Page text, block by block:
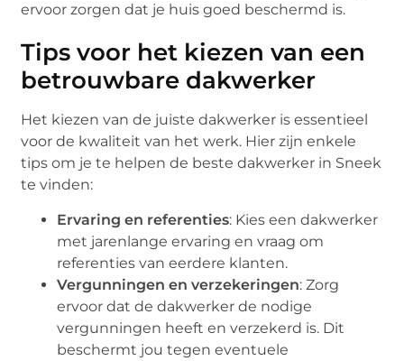
ervoor zorgen dat je huis goed beschermd is.
Tips voor het kiezen van een
betrouwbare dakwerker
Het kiezen van de juiste dakwerker is essentieel
voor de kwaliteit van het werk. Hier zijn enkele
tips om je te helpen de beste dakwerker in Sneek
te vinden:
Ervaring en referenties: Kies een dakwerker
met jarenlange ervaring en vraag om
referenties van eerdere klanten.
Vergunningen en verzekeringen: Zorg
ervoor dat de dakwerker de nodige
vergunningen heeft en verzekerd is. Dit
beschermt jou tegen eventuele